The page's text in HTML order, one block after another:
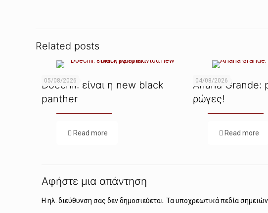
Related posts
05/08/2026
Doechii: είναι η new black
panther
Read more
04/08/2026
Ariana Grande:
ρώγες!
Read more
Αφήστε μια απάντηση
Η ηλ. διεύθυνση σας δεν δημοσιεύεται. Τα υποχρεωτικά πεδία